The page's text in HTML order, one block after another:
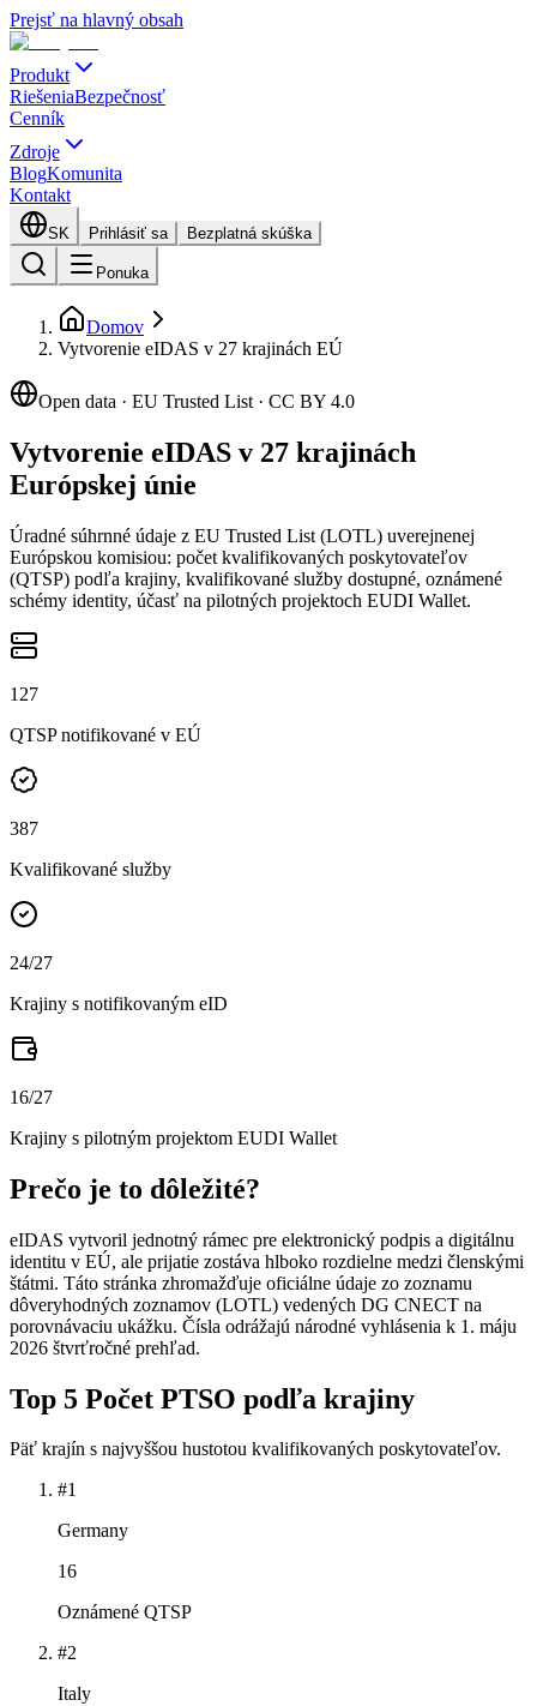
Prejsť na hlavný obsah
Produkt
RiešeniaBezpečnosť
Cenník
Zdroje
BlogKomunita
Kontakt
SK Prihlásiť sa Bezplatná skúška
Ponuka
Domov
Vytvorenie eIDAS v 27 krajinách EÚ
Open data · EU Trusted List · CC BY 4.0
Vytvorenie eIDAS v 27 krajinách
Európskej únie
Úradné súhrnné údaje z EU Trusted List (LOTL) uverejnenej
Európskou komisiou: počet kvalifikovaných poskytovateľov
(QTSP) podľa krajiny, kvalifikované služby dostupné, oznámené
schémy identity, účasť na pilotných projektoch EUDI Wallet.
127
QTSP notifikované v EÚ
387
Kvalifikované služby
24/27
Krajiny s notifikovaným eID
16/27
Krajiny s pilotným projektom EUDI Wallet
Prečo je to dôležité?
eIDAS vytvoril jednotný rámec pre elektronický podpis a digitálnu
identitu v EÚ, ale prijatie zostáva hlboko rozdielne medzi členskými
štátmi. Táto stránka zhromažďuje oficiálne údaje zo zoznamu
dôveryhodných zoznamov (LOTL) vedených DG CNECT na
porovnávaciu ukážku. Čísla odrážajú národné vyhlásenia k 1. máju
2026 štvrťročné prehľad.
Top 5 Počet PTSO podľa krajiny
Päť krajín s najvyššou hustotou kvalifikovaných poskytovateľov.
#1
Germany
16
Oznámené QTSP
#2
Italy